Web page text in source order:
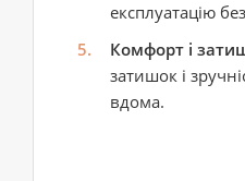
експлуатацію
Комфорт і
затишок і
вдома.